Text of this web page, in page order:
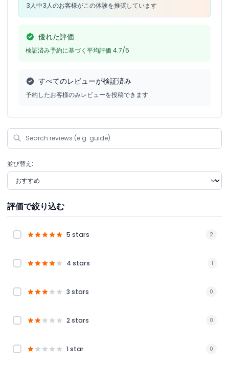
3人中3人のお客様がこの体験を推奨しています
優れた評価
検証済み予約に基づく平均評価 4.7/5
すべてのレビューが検証済み
予約したお客様のみレビューを投稿できます
並び替え:
評価で絞り込む
5 stars 2
4 stars 1
3 stars 0
2 stars 0
1 star 0